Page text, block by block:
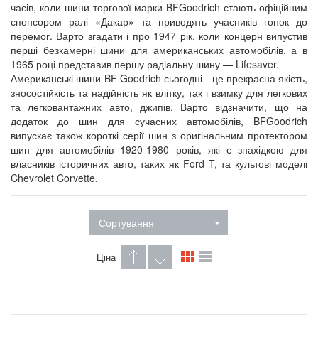
часів, коли шини торгової марки BFGoodrich стають офіційним
спонсором ралі «Дакар» та приводять учасників гонок до
перемог. Варто згадати і про 1947 рік, коли концерн випустив
перші безкамерні шини для американських автомобілів, а в
1965 році представив першу радіальну шину — Lifesaver.
Американські шини BF Goodrich сьогодні - це прекрасна якість,
зносостійкість та надійність як влітку, так і взимку для легкових
та легковантажних авто, джипів. Варто відзначити, що на
додаток до шин для сучасних автомобілів, BFGoodrich
випускає також короткі серії шин з оригінальним протектором
шин для автомобілів 1920-1980 років, які є знахідкою для
власників історичних авто, таких як Ford T, та культові моделі
Chevrolet Corvette.
Сортування
Ціна